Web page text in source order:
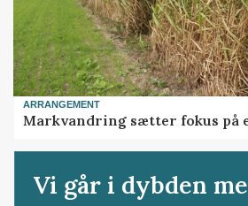
ARRANGEMENT
Markvandring sætter fokus på
Vi går i dybden